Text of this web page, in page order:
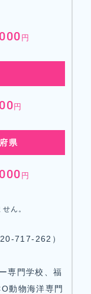
円
円
県
円
ん。
717-262）
専門学校、福
動物海洋専門